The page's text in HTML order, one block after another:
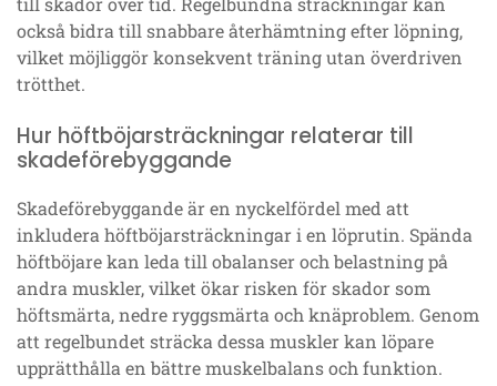
också bidra till snabbare återhämtning efter löpning,
vilket möjliggör konsekvent träning utan överdriven
trötthet.
Hur höftböjarsträckningar relaterar till
skadeförebyggande
Skadeförebyggande är en nyckelfördel med att
inkludera höftböjarsträckningar i en löprutin. Spända
höftböjare kan leda till obalanser och belastning på
andra muskler, vilket ökar risken för skador som
höftsmärta, nedre ryggsmärta och knäproblem. Genom
att regelbundet sträcka dessa muskler kan löpare
upprätthålla en bättre muskelbalans och funktion.